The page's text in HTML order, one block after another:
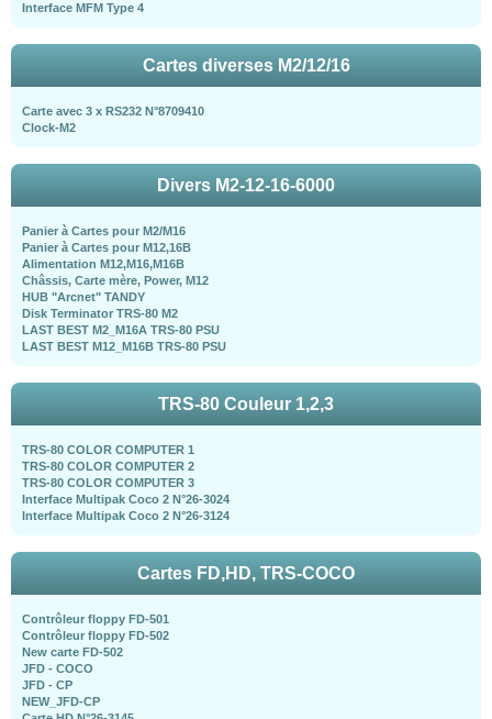
Interface MFM Type 4
Cartes diverses M2/12/16
Carte avec 3 x RS232 N°8709410
Clock-M2
Divers M2-12-16-6000
Panier à Cartes pour M2/M16
Panier à Cartes pour M12,16B
Alimentation M12,M16,M16B
Châssis, Carte mère, Power, M12
HUB "Arcnet" TANDY
Disk Terminator TRS-80 M2
LAST BEST M2_M16A TRS-80 PSU
LAST BEST M12_M16B TRS-80 PSU
TRS-80 Couleur 1,2,3
TRS-80 COLOR COMPUTER 1
TRS-80 COLOR COMPUTER 2
TRS-80 COLOR COMPUTER 3
Interface Multipak Coco 2 N°26-3024
Interface Multipak Coco 2 N°26-3124
Cartes FD,HD, TRS-COCO
Contrôleur floppy FD-501
Contrôleur floppy FD-502
New carte FD-502
JFD - COCO
JFD - CP
NEW_JFD-CP